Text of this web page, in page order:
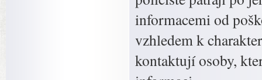
informacemi od
vzhledem k
kontaktují osoby,